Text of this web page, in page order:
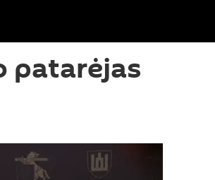
patarėjas